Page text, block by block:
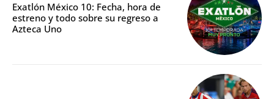
Exatlón México 10: Fecha, hora de
estreno y todo sobre su regreso a
Azteca Uno